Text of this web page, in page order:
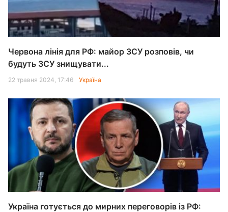
Червона лінія для РФ: майор ЗСУ розповів, чи
будуть ЗСУ знищувати...
22 травня 2024, 17:46 Україна
Україна готується до мирних переговорів із РФ: